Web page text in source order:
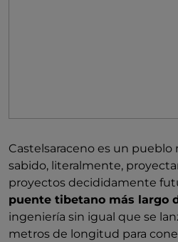
Castelsaraceno es un
sabido, literalmente,
proyectos decididamente
puente tibetano más largo
ingeniería sin igual que se
metros de longitud para